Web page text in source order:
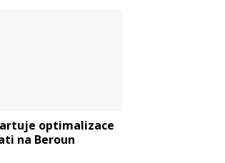
optimalizace
na Beroun